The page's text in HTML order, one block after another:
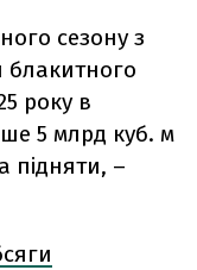
сезону з
блакитного
року в
5 млрд куб. м
підняти, –